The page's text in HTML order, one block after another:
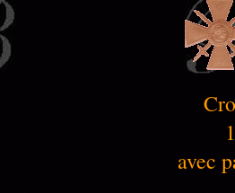
avec